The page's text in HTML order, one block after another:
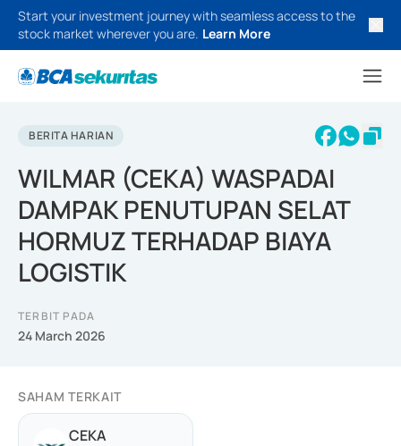
Start your investment journey with seamless access to the
stock market wherever you are. Learn More
BERITA HARIAN
WILMAR (CEKA) WASPADAI
DAMPAK PENUTUPAN SELAT
HORMUZ TERHADAP BIAYA
LOGISTIK
TERBIT PADA
24 March 2026
SAHAM TERKAIT
CEKA